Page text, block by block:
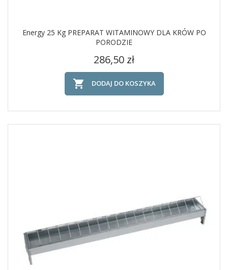
Energy 25 Kg PREPARAT WITAMINOWY DLA KRÓW PO
PORODZIE
Cena
286,50 zł
 DODAJ DO KOSZYKA